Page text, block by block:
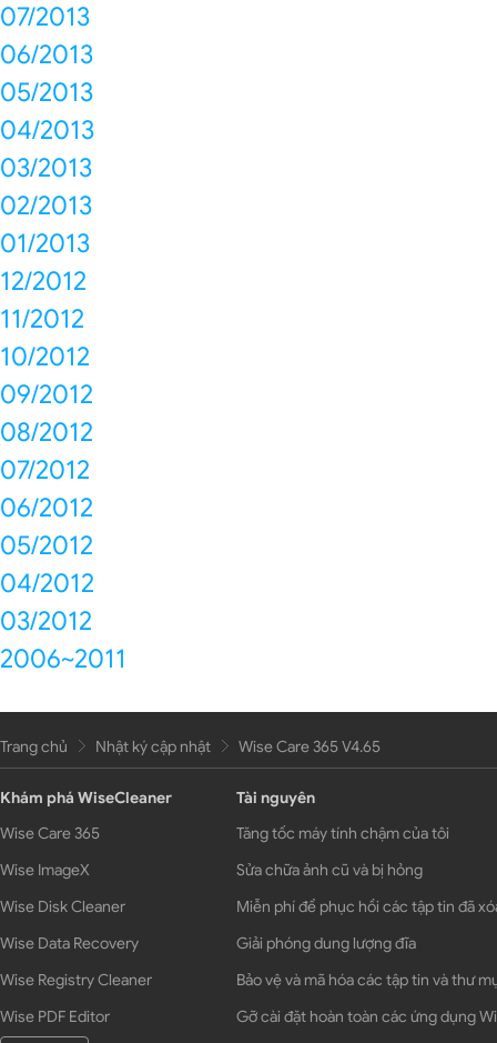
07/2013
06/2013
05/2013
04/2013
03/2013
02/2013
01/2013
12/2012
11/2012
10/2012
09/2012
08/2012
07/2012
06/2012
05/2012
04/2012
03/2012
2006~2011
Trang chủ Nhật ký cập nhật Wise Care 365 V4.65
Khám phá WiseCleaner
Wise Care 365
Wise ImageX
Wise Disk Cleaner
Wise Data Recovery
Wise Registry Cleaner
Wise PDF Editor
Tài nguyên
Tăng tốc máy tính chậm của tôi
Sửa chữa ảnh cũ và bị hỏng
Miễn phí để phục hồi các tập tin đã
Giải phóng dung lượng đĩa
Bảo vệ và mã hóa các tập tin và thư
Gỡ cài đặt hoàn toàn các ứng dụng